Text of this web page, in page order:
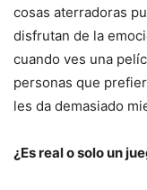
cosas aterradoras
disfrutan de la
cuando ves una
personas que
les da demasiado
¿Es real o solo un